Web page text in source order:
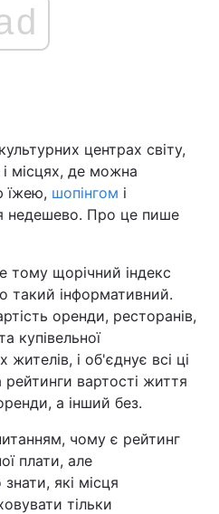
Політика
Світ
Лайт
Туризм
Погода
центрах світу,
місцях, де можна
їжею, шопінгом і
недешево. Про це пише
тому щорічний індекс
такий інформативний.
оренди, ресторанів,
купівельної
і об'єднує всі ці
вартості життя
а інший без.
чому є рейтинг
плати, але
які місця
тільки